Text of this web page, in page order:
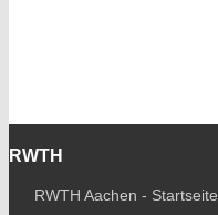
RWTH
RWTH Aachen - Startseite